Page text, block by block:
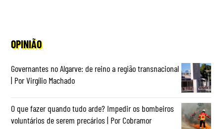
OPINIÃO
Governantes no Algarve: de reino a região transnacional
| Por Virgílio Machado
O que fazer quando tudo arde? Impedir os bombeiros
voluntários de serem precários | Por Cobramor